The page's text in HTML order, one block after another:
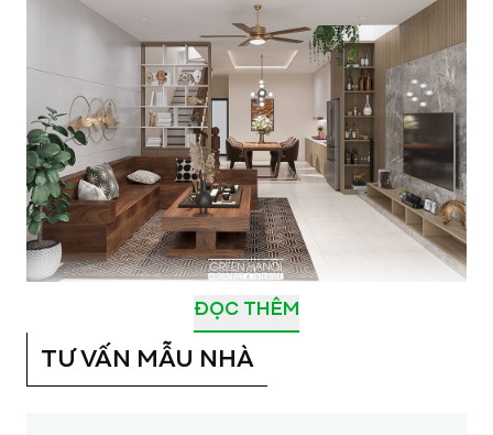
Các món nội thất như bàn, ghế và kệ
trong không gian này đều được chế tác
ĐỌC THÊM
TƯ VẤN MẪU NHÀ